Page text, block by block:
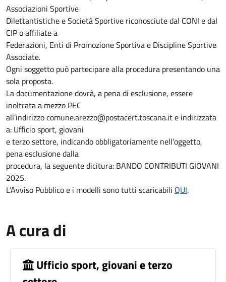
Associazioni Sportive
Dilettantistiche e Società Sportive riconosciute dal CONI e dal
CIP o affiliate a
Federazioni, Enti di Promozione Sportiva e Discipline Sportive
Associate.
Ogni soggetto può partecipare alla procedura presentando una
sola proposta.
La documentazione dovrà, a pena di esclusione, essere
inoltrata a mezzo PEC
all’indirizzo comune.arezzo@postacert.toscana.it e indirizzata
a: Ufficio sport, giovani
e terzo settore, indicando obbligatoriamente nell’oggetto,
pena esclusione dalla
procedura, la seguente dicitura: BANDO CONTRIBUTI GIOVANI
2025.
L’Avviso Pubblico e i modelli sono tutti scaricabili QUI.
A cura di
Ufficio sport, giovani e terzo